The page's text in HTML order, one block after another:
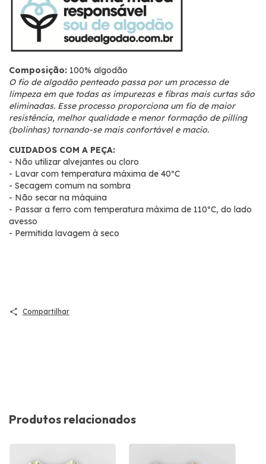
Composição: 100% algodão
O fio de algodão penteado passa por um processo de
limpeza em que todas as impurezas e fibras mais curtas são
eliminadas. Esse processo proporciona um fio de maior
resistência, melhor qualidade e menor formação de pilling
(bolinhas) tornando-se mais confortável e macio.
CUIDADOS COM A PEÇA:
- Não utilizar alvejantes ou cloro
- Lavar com temperatura máxima de 40ºC
- Secagem comum na sombra
- Não secar na máquina
- Passar a ferro com temperatura máxima de 110ºC, do lado
avesso
- Permitida lavagem à seco
Compartilhar
Produtos relacionados